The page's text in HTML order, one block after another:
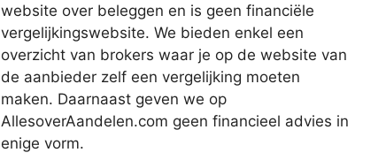
website over beleggen en is geen financiële
vergelijkingswebsite. We bieden enkel een
overzicht van brokers waar je op de website van
de aanbieder zelf een vergelijking moeten
maken. Daarnaast geven we op
AllesoverAandelen.com geen financieel advies in
enige vorm.